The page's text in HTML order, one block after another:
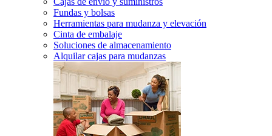
Fundas y bolsas
Herramientas para mudanza y elevación
Cinta de embalaje
Soluciones de almacenamiento
Alquilar cajas para mudanzas